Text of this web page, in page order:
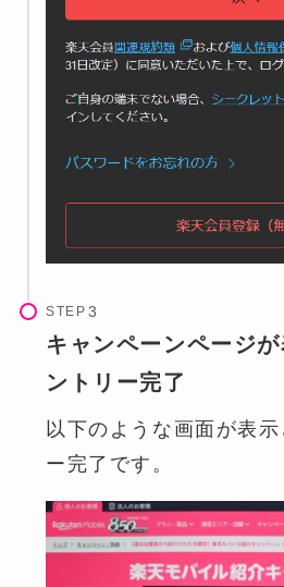
STEP
キャンペーンページ
ントリー完了
以下のような画面が表
ー完了です。